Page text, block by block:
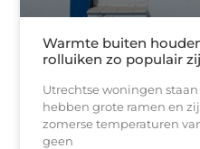
Warmte buiten
rolluiken zo populair
Utrechtse woningen
hebben grote ramen en
zomerse temperaturen
geen